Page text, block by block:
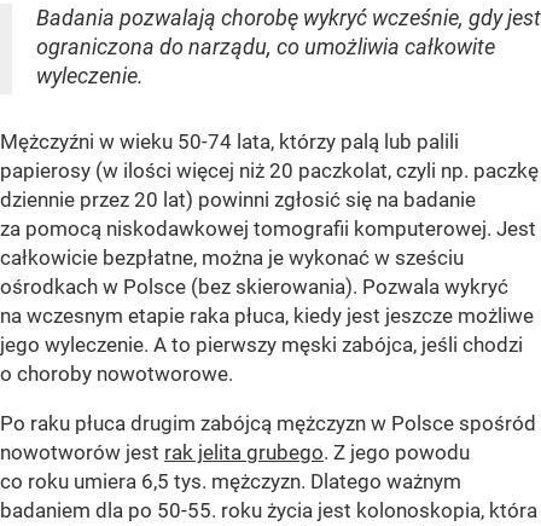
Badania pozwalają chorobę wykryć wcześnie, gdy jest
ograniczona do narządu, co umożliwia całkowite
wyleczenie.
Mężczyźni w wieku 50-74 lata, którzy palą lub palili
papierosy (w ilości więcej niż 20 paczkolat, czyli np. paczkę
dziennie przez 20 lat) powinni zgłosić się na badanie
za pomocą niskodawkowej tomografii komputerowej. Jest
całkowicie bezpłatne, można je wykonać w sześciu
ośrodkach w Polsce (bez skierowania). Pozwala wykryć
na wczesnym etapie raka płuca, kiedy jest jeszcze możliwe
jego wyleczenie. A to pierwszy męski zabójca, jeśli chodzi
o choroby nowotworowe.
Po raku płuca drugim zabójcą mężczyzn w Polsce spośród
nowotworów jest rak jelita grubego. Z jego powodu
co roku umiera 6,5 tys. mężczyzn. Dlatego ważnym
badaniem dla po 50-55. roku życia jest kolonoskopia, która